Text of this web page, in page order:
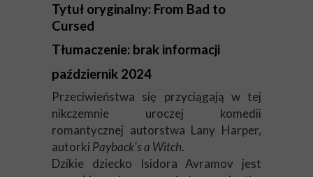
Tytuł oryginalny: From Bad to
Cursed
Tłumaczenie: brak informacji
październik 2024
Przeciwieństwa się przyciągają w tej
nikczemnie uroczej komedii
romantycznej autorstwa Lany Harper,
autorki Payback's a Witch.
Dzikie dziecko Isidora Avramov jest